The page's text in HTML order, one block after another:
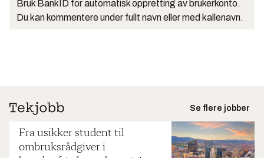
Bruk BankID for automatisk oppretting av brukerkonto.
Du kan kommentere under fullt navn eller med kallenavn.
Se flere jobber
Fra usikker student til
ombruksrådgiver i